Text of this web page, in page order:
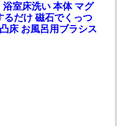
室床洗い 本体 マグ
るだけ 磁石でくっつ
床 お風呂用ブラシス